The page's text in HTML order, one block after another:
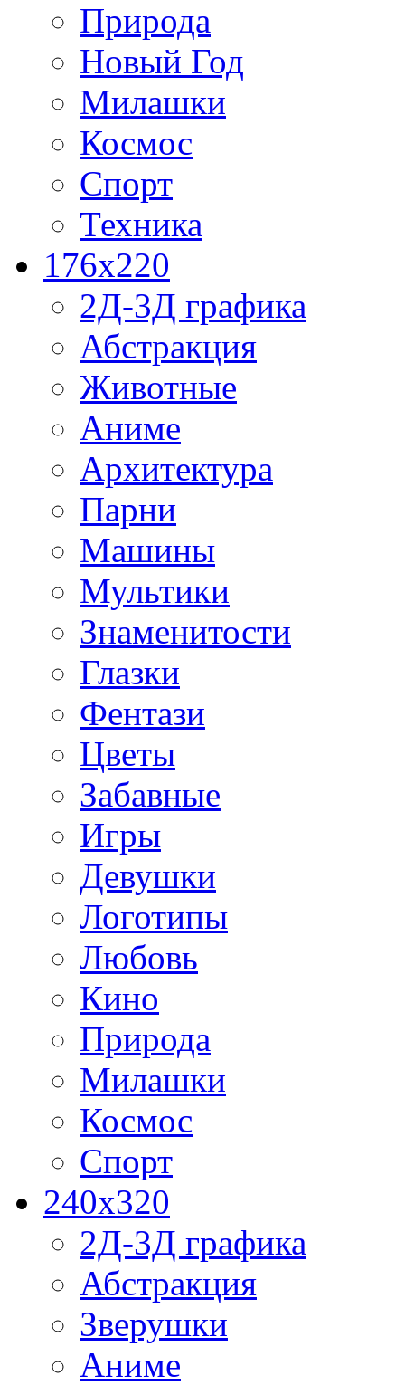
Природа
Новый Год
Милашки
Космос
Спорт
Техника
176x220
2Д-3Д графика
Абстракция
Животные
Аниме
Архитектура
Парни
Машины
Мультики
Знаменитости
Глазки
Фентази
Цветы
Забавные
Игры
Девушки
Логотипы
Любовь
Кино
Природа
Милашки
Космос
Спорт
240x320
2Д-3Д графика
Абстракция
Зверушки
Аниме